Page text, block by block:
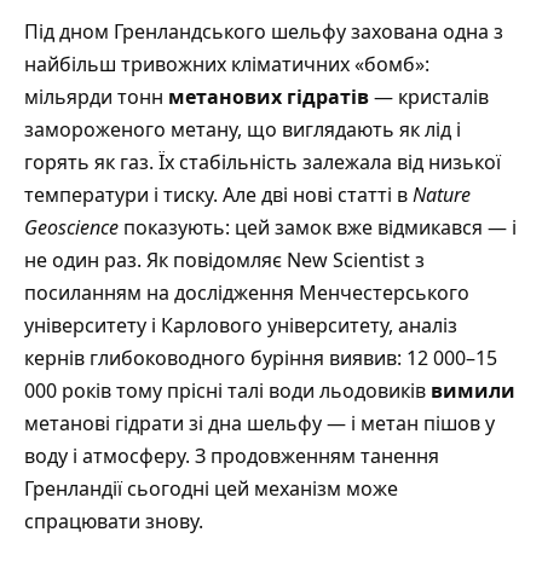
Під дном Гренландського шельфу захована одна з
найбільш тривожних кліматичних «бомб»:
мільярди тонн метанових гідратів— кристалів
замороженого метану, що виглядають як лід і
горять як газ. Їх стабільність залежала від низької
температури і тиску. Але дві нові статті вNature
Geoscience показують: цей замок вже відмикався — і
не один раз. Як повідомляє New Scientistз
посиланням на дослідження Менчестерського
університету і Карлового університету, аналіз
кернів глибоководного буріння виявив: 12 000–15
000 років тому прісні талі води льодовиків вимили
метанові гідрати зі дна шельфу — і метан пішов у
воду і атмосферу. З продовженням танення
Гренландії сьогодні цей механізм може
спрацювати знову.